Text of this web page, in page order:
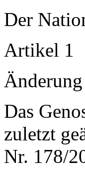
Der
Artikel 1
Änderung
Das
zuletzt
Nr. 178/